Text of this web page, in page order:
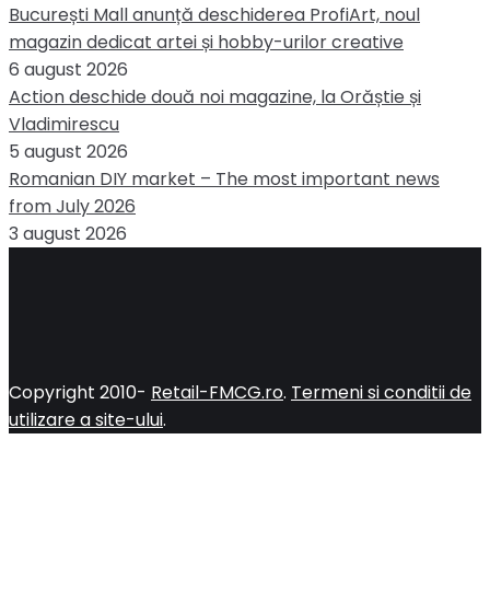
București Mall anunță deschiderea ProfiArt, noul
magazin dedicat artei și hobby-urilor creative
6 august 2026
Action deschide două noi magazine, la Orăștie și
Vladimirescu
5 august 2026
Romanian DIY market – The most important news
from July 2026
3 august 2026
Copyright 2010- Retail-FMCG.ro. Termeni si conditii de
utilizare a site-ului.